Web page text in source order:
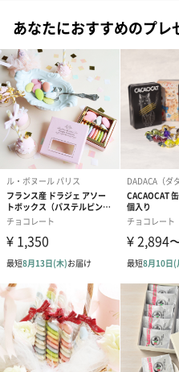
チョコレートとキャラメル
AOP認証を受けたシャラントポ
ふんだんに使用し、クオリティ
コレートとの至高のバランス、
ラッセル」。
生キャラメルとチョコレートが
の味は舌の肥えたパリのスイー
おります。
お味はホロリと苦味の効いたビ
イルドな風味のミルクタイプ（
類。異なる味わいをお楽しみい
製造監修は、フランスのアカ
（ショコラティエ）部門 教授
#女友達 #男友達 #男性
#彼女 #祖母
#同僚男性 #男子大学生 #10代
#30代 #40代 #50代 #60
あなたにおすすめのプレ